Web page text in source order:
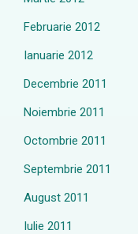
Februarie 2012
Ianuarie 2012
Decembrie 2011
Noiembrie 2011
Octombrie 2011
Septembrie 2011
August 2011
Iulie 2011